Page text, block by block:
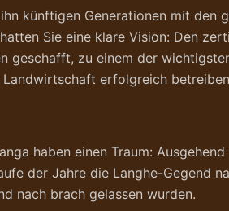
künftigen Generationen mit den
Sie eine klare Vision: Den
geschafft, zu einem der
erfolgreich
haben einen Traum:
der Jahre die Langhe-Gegend
nach brach gelassen wurden.